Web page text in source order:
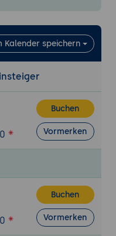
Erklärung des
Bestandteile und
zur
Spielzustände
Einführung in
Nutzung der
von
Kalender speichern
Buchen
Vormerken
Buchen
Vormerken